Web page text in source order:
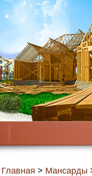
Главная > Мансарды